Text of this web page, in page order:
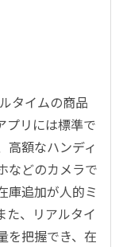
タイムの商品
プリには標準で
高額なハンディ
などのカメラで
庫追加が人的ミ
た、リアルタイ
を把握でき、在